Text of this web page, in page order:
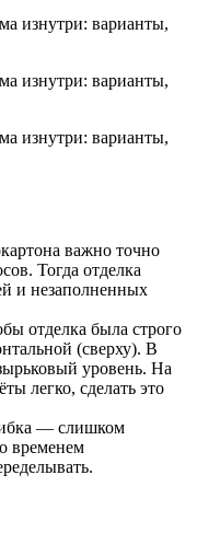
важно точно
Тогда отделка
и незаполненных
отделка была строго
(сверху). В
уровень. На
легко, сделать это
— слишком
временем